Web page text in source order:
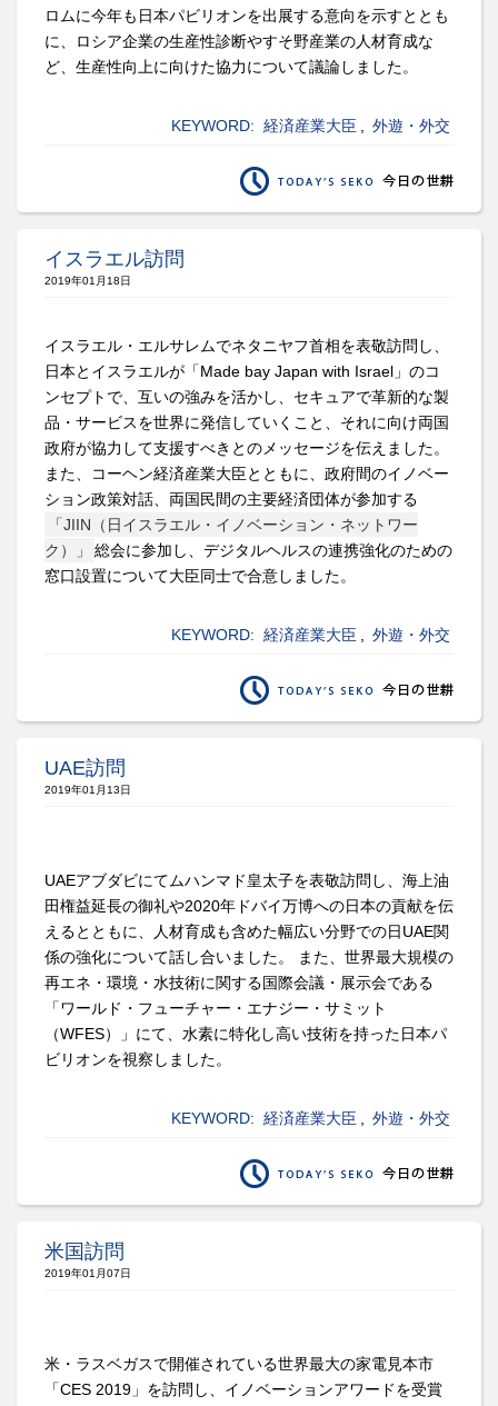
ロムに今年も日本パビリオンを出展する意向を示すととも
に、ロシア企業の生産性診断やすそ野産業の人材育成な
ど、生産性向上に向けた協力について議論しました。
KEYWORD: 経済産業大臣 外遊・外交
イスラエル訪問
2019年01月18日
イスラエル・エルサレムでネタニヤフ首相を表敬訪問し、
日本とイスラエルが「Made bay Japan with Israel」のコ
ンセプトで、互いの強みを活かし、セキュアで革新的な製
品・サービスを世界に発信していくこと、それに向け両国
政府が協力して支援すべきとのメッセージを伝えました。
また、コーヘン経済産業大臣とともに、政府間のイノベー
ション政策対話、両国民間の主要経済団体が参加する
「JIIN（日イスラエル・イノベーション・ネットワー
ク）」
総会に参加し、デジタルヘルスの連携強化のための
窓口設置について大臣同士で合意しました。
KEYWORD: 経済産業大臣 外遊・外交
UAE訪問
2019年01月13日
UAEアブダビにてムハンマド皇太子を表敬訪問し、海上油
田権益延長の御礼や2020年ドバイ万博への日本の貢献を伝
えるとともに、人材育成も含めた幅広い分野での日UAE関
係の強化について話し合いました。 また、世界最大規模の
再エネ・環境・水技術に関する国際会議・展示会である
「ワールド・フューチャー・エナジー・サミット
（WFES）」にて、水素に特化し高い技術を持った日本パ
ビリオンを視察しました。
KEYWORD: 経済産業大臣 外遊・外交
米国訪問
2019年01月07日
米・ラスベガスで開催されている世界最大の家電見本市
「CES 2019」を訪問し、イノベーションアワードを受賞